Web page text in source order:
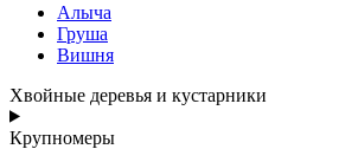
Алыча
Груша
Вишня
Хвойные деревья и кустарники
Крупномеры